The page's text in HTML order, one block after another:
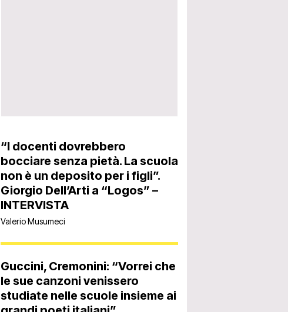
“I docenti dovrebbero
bocciare senza pietà. La scuola
non è un deposito per i figli”.
Giorgio Dell’Arti a “Logos” –
INTERVISTA
Valerio Musumeci
Guccini, Cremonini: “Vorrei che
le sue canzoni venissero
studiate nelle scuole insieme ai